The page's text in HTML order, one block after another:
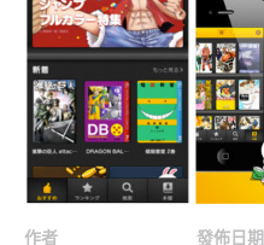
作者
發佈日期